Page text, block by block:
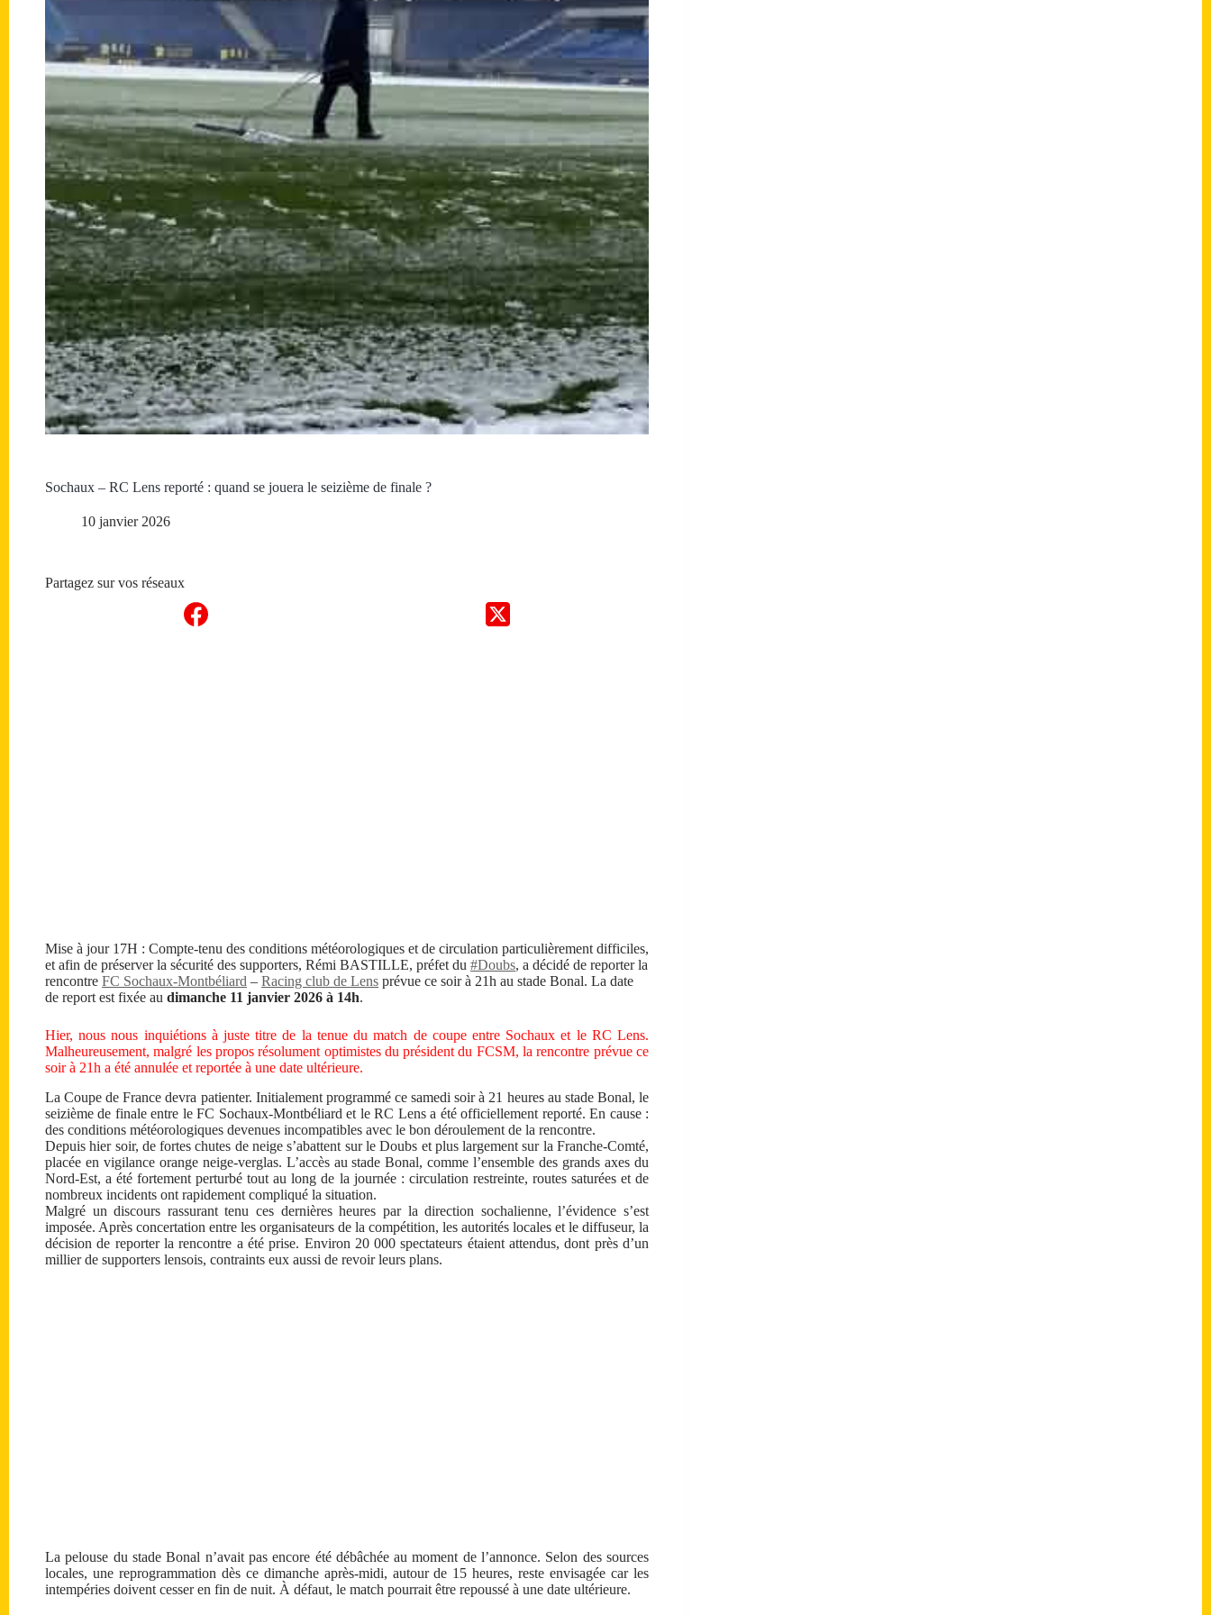
Sochaux – RC Lens reporté : quand se jouera le seizième de finale ?
10 janvier 2026
Partagez sur vos réseaux
Mise à jour 17H : Compte-tenu des conditions météorologiques et de circulation particulièrement difficiles,
et afin de préserver la sécurité des supporters, Rémi BASTILLE, préfet du #Doubs, a décidé de reporter la
rencontre FC Sochaux-Montbéliard – Racing club de Lens prévue ce soir à 21h au stade Bonal. La date
de report est fixée au dimanche 11 janvier 2026 à 14h.
Hier, nous nous inquiétions à juste titre de la tenue du match de coupe entre Sochaux et le RC Lens.
Malheureusement, malgré les propos résolument optimistes du président du FCSM, la rencontre prévue ce
soir à 21h a été annulée et reportée à une date ultérieure.
La Coupe de France devra patienter. Initialement programmé ce samedi soir à 21 heures au stade Bonal, le
seizième de finale entre le FC Sochaux-Montbéliard et le RC Lens a été officiellement reporté. En cause :
des conditions météorologiques devenues incompatibles avec le bon déroulement de la rencontre.
Depuis hier soir, de fortes chutes de neige s’abattent sur le Doubs et plus largement sur la Franche-Comté,
placée en vigilance orange neige-verglas. L’accès au stade Bonal, comme l’ensemble des grands axes du
Nord-Est, a été fortement perturbé tout au long de la journée : circulation restreinte, routes saturées et de
nombreux incidents ont rapidement compliqué la situation.
Malgré un discours rassurant tenu ces dernières heures par la direction sochalienne, l’évidence s’est
imposée. Après concertation entre les organisateurs de la compétition, les autorités locales et le diffuseur, la
décision de reporter la rencontre a été prise. Environ 20 000 spectateurs étaient attendus, dont près d’un
millier de supporters lensois, contraints eux aussi de revoir leurs plans.
La pelouse du stade Bonal n’avait pas encore été débâchée au moment de l’annonce. Selon des sources
locales, une reprogrammation dès ce dimanche après-midi, autour de 15 heures, reste envisagée car les
intempéries doivent cesser en fin de nuit. À défaut, le match pourrait être repoussé à une date ultérieure.